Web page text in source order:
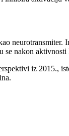
nakon
iz 2015.,